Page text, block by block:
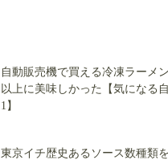
自動販売機で買える冷凍ラーメ
以上に美味しかった【気になる
1】
東京イチ歴史あるソース数種類